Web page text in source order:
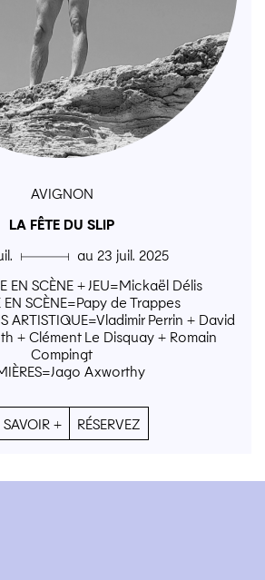
AVIGNON
LA FÊTE DU SLIP
▄ au 23 juil. 2025
EN SCÈNE + JEU=Mickaël Délis
SCÈNE=Papy de Trappes
ARTISTIQUE=Vladimir Perrin + David
+ Clément Le Disquay + Romain
Compingt
Axworthy
SAVOIR + RÉSERVEZ